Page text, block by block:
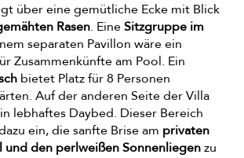
über eine gemütliche Ecke mit Blick
Rasen. EineSitzgruppe im
separaten Pavillon wäre ein
Zusammenkünfte am Pool. Ein
bietet Platz für 8 Personen
Auf der anderen Seite der Villa
lebhaftes Daybed. Dieser Bereich
ein, die sanfte Brise am privaten
den perlweißen Sonnenliegenzu